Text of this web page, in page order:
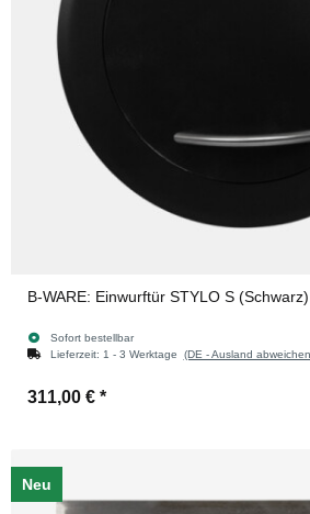
B-WARE: Einwurftür STYLO S (Schwarz)
Sofort bestellbar
Lieferzeit: 1 - 3 Werktage (DE - Ausland
311,00 € *
Neu